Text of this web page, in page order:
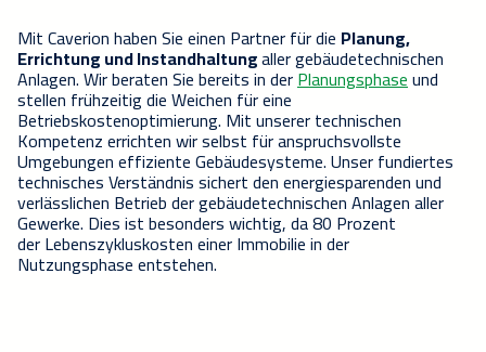
Mit Caverion haben Sie einen Partner für die Planung,
Errichtung undInstandhaltungaller gebäudetechnischen
Anlagen. Wir beraten Siebereitsin derPlanungsphaseund
stellen frühzeitig die Weichen für eine
Betriebskostenoptimierung. Mit unserer technischen
Kompetenz errichten wir selbst für anspruchsvollste
Umgebungen effiziente Gebäudesysteme.Unser fundiertes
technisches Verständnis sichert den energiesparenden und
verlässlichen Betrieb der gebäudetechnischen Anlagen aller
Gewerke. Dies ist besonders wichtig, da 80 Prozent
derLebenszykluskosten einer Immobilie in der
Nutzungsphaseentstehen.